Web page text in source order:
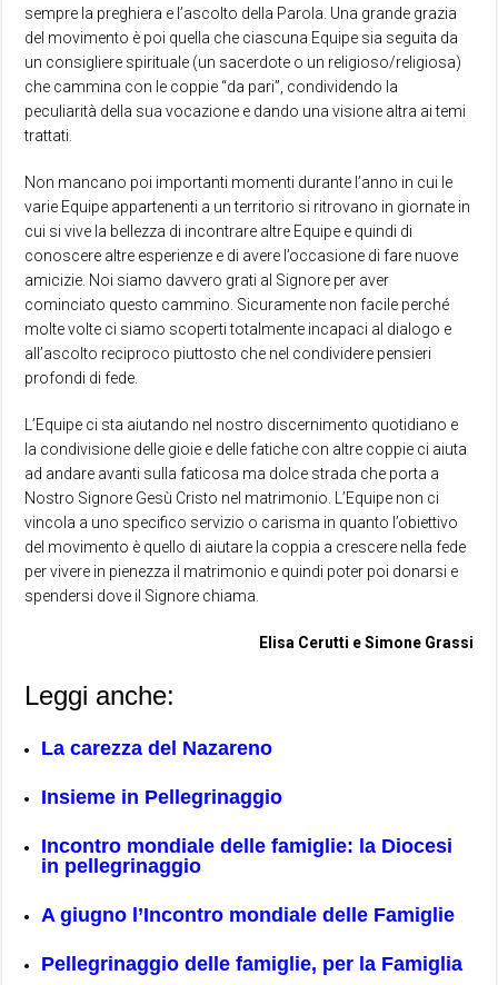
sempre la preghiera e l’ascolto della Parola. Una grande grazia
del movimento è poi quella che ciascuna Equipe sia seguita da
un consigliere spirituale (un sacerdote o un religioso/religiosa)
che cammina con le coppie “da pari”, condividendo la
peculiarità della sua vocazione e dando una visione altra ai temi
trattati.
Non mancano poi importanti momenti durante l’anno in cui le
varie Equipe appartenenti a un territorio si ritrovano in giornate in
cui si vive la bellezza di incontrare altre Equipe e quindi di
conoscere altre esperienze e di avere l’occasione di fare nuove
amicizie. Noi siamo davvero grati al Signore per aver
cominciato questo cammino. Sicuramente non facile perché
molte volte ci siamo scoperti totalmente incapaci al dialogo e
all’ascolto reciproco piuttosto che nel condividere pensieri
profondi di fede.
L’Equipe ci sta aiutando nel nostro discernimento quotidiano e
la condivisione delle gioie e delle fatiche con altre coppie ci aiuta
ad andare avanti sulla faticosa ma dolce strada che porta a
Nostro Signore Gesù Cristo nel matrimonio. L’Equipe non ci
vincola a uno specifico servizio o carisma in quanto l’obiettivo
del movimento è quello di aiutare la coppia a crescere nella fede
per vivere in pienezza il matrimonio e quindi poter poi donarsi e
spendersi dove il Signore chiama.
Elisa Cerutti e Simone Grassi
Leggi anche:
La carezza del Nazareno
Insieme in Pellegrinaggio
Incontro mondiale delle famiglie: la Diocesi
in pellegrinaggio
A giugno l’Incontro mondiale delle Famiglie
Pellegrinaggio delle famiglie, per la Famiglia